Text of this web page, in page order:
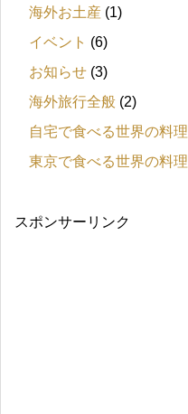
海外お土産 (1)
イベント (6)
お知らせ (3)
海外旅行全般 (2)
自宅で食べる世界の料理
東京で食べる世界の料理
スポンサーリンク